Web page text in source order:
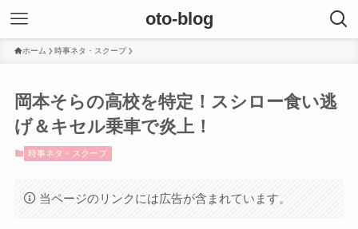
oto-blog
ホーム 時事ネタ・スクープ
岡本そらの高校を特定！スシロー食い逃
げ＆キセル乗車で炎上！
時事ネタ・スクープ
当ページのリンクには広告が含まれています。